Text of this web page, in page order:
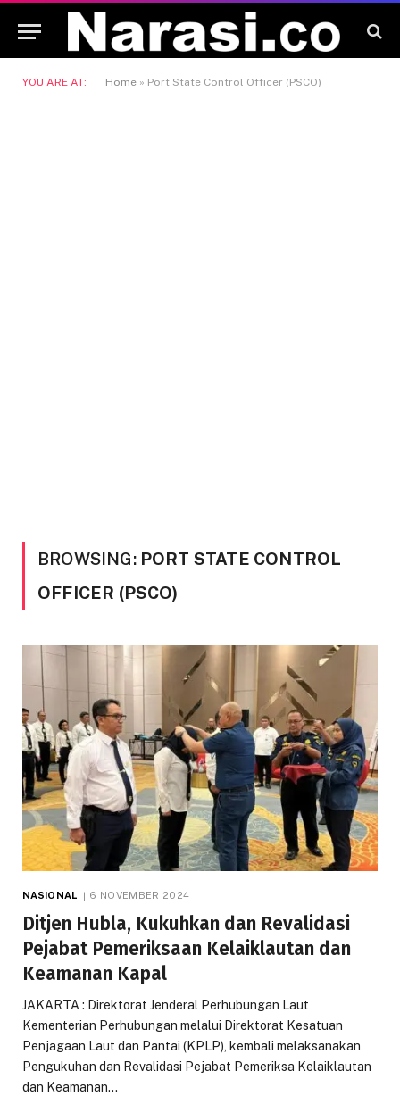
YOU ARE AT: Home » Port State Control Officer (PSCO)
BROWSING: PORT STATE CONTROL
OFFICER (PSCO)
NASIONAL 6 NOVEMBER 2024
Ditjen Hubla, Kukuhkan dan Revalidasi
Pejabat Pemeriksaan Kelaiklautan dan
Keamanan Kapal
JAKARTA : Direktorat Jenderal Perhubungan Laut
Kementerian Perhubungan melalui Direktorat Kesatuan
Penjagaan Laut dan Pantai (KPLP), kembali melaksanakan
Pengukuhan dan Revalidasi Pejabat Pemeriksa Kelaiklautan
dan Keamanan…